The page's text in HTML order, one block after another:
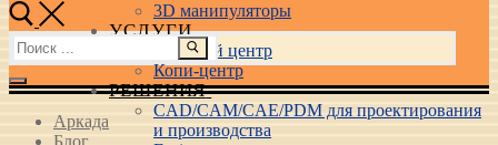
3D манипуляторы
УСЛУГИ
Учебный центр
Копи-центр
РЕШЕНИЯ
CAD/CAM/CAE/PDM для проектирования
и производства
Найти:
Аркада
Блог